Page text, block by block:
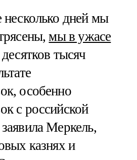
дней мы
мы в ужасе
тысяч
особенно
с российской
Меркель,
казнях и